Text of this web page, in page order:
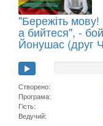
"Бережіть
а бийтеся", -
Йонушас (друг
Створено:
Програма:
Гість:
Ведучий: